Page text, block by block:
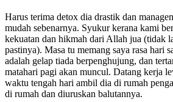
Harus terima detox dia drastik dan
mudah sebenarnya. Syukur kerana kami
kekuatan dan hikmah dari Allah jua (tidak
pastinya). Masa tu memang saya rasa hari
adalah gelap tiada berpenghujung, dan
matahari pagi akan muncul. Datang kerja
waktu tengah hari ambil dia di rumah
di rumah dan diuruskan balutannya.